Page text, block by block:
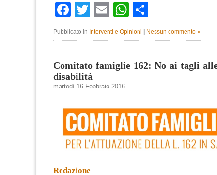
Facebook
TwitterEmailWhatsApp
Pubblicato in Interventi e Opinioni Nessun commento »
Comitato famiglie 162: No ai tagli
disabilità
martedì 16 Febbraio 2016
Redazione